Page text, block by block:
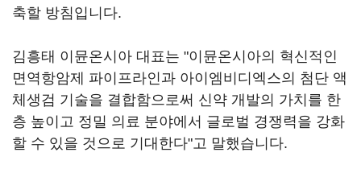
축할 방침입니다.
김흥태 이뮨온시아 대표는 "이뮨온시아의 혁신적인
면역항암제 파이프라인과 아이엠비디엑스의 첨단 액
체생검 기술을 결합함으로써 신약 개발의 가치를 한
층 높이고 정밀 의료 분야에서 글로벌 경쟁력을 강화
할 수 있을 것으로 기대한다"고 말했습니다.